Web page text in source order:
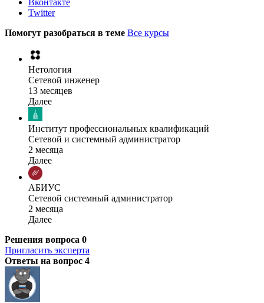
Вконтакте
Twitter
Помогут разобраться в теме Все курсы
Нетология
Сетевой инженер
13 месяцев
Далее
Институт профессиональных квалификаций
Сетевой и системный администратор
2 месяца
Далее
АБИУС
Сетевой системный администратор
2 месяца
Далее
Решения вопроса 0
Пригласить эксперта
Ответы на вопрос 4